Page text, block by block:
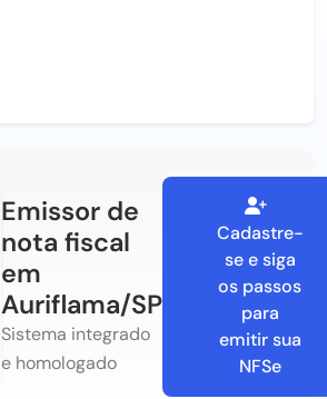
Emissor de
nota fiscal
em
Auriflama/SP
Sistema integrado
e homologado
Cadastre-
se e siga
os passos
para
emitir sua
NFSe